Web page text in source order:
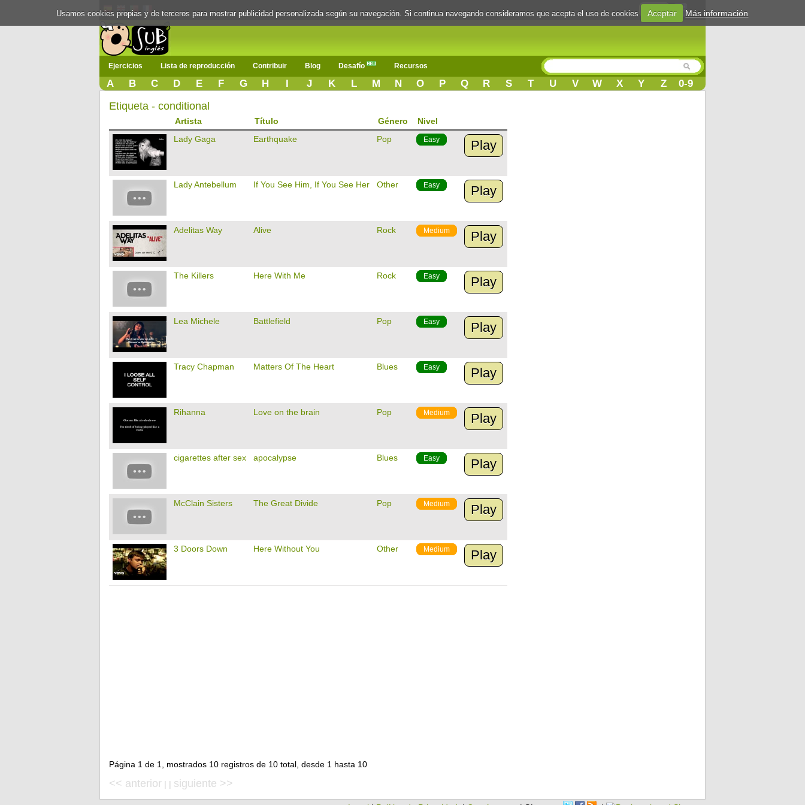
Login
Ejercicios Lista de reproducción Contribuir Blog Desafío Recursos
A B C D E F G H I J K L M N O P Q R S T U V W X Y Z 0-9
Etiqueta - conditional
Artista Título Género
Nivel
Lady Gaga
Earthquake Pop Easy Play
Lady Antebellum If You See Him, If You See Her Other Easy Play
Adelitas Way Alive Rock Medium Play
The Killers Here With Me Rock Easy Play
Lea Michele Battlefield Pop Easy Play
Tracy Chapman Matters Of The Heart Blues Easy Play
Rihanna Love on the brain Pop Medium Play
cigarettes after sex apocalypse Blues Easy Play
McClain Sisters The Great Divide Pop Medium Play
3 Doors Down Here Without You Other Medium Play
Página 1 de 1, mostrados 10 registros de 10 total, desde 1 hasta 10
<< anterior | | siguiente >>
Usamos cookies propias y de terceros para mostrar publicidad personalizada según su navegación. Si continua navegando consideramos que acepta el uso de cookies Aceptar Más información